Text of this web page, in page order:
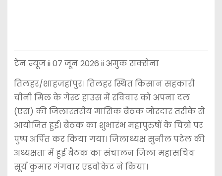
टेन न्यूज ii 07 जून 2026 ii अमुक सक्सेना
तिलहर/शाहजहांपुर। तिलहर स्थित किसान सहकारी
चीनी मिल के गेस्ट हाउस में रविवार को अपना दल
(एस) की जिलास्तरीय मासिक बैठक जोरदार तरीके से
आयोजित हुई। बैठक का शुभारंभ महापुरुषों के चित्रों पर
पुष्प अर्पित कर किया गया। जिलाध्यक्ष सुनील पटेल की
अध्यक्षता में हुई बैठक का संचालन जिला महासचिव
सूर्य कुमार गंगवार एडवोकेट ने किया।